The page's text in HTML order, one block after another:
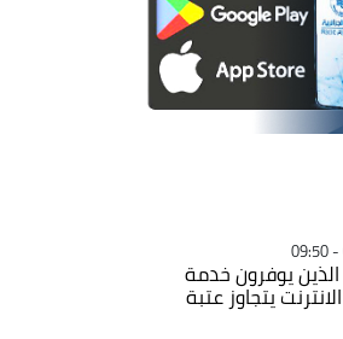
الذين يوفرون خدمة
يتجاوز عتبة